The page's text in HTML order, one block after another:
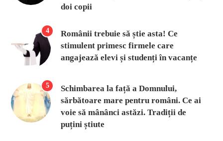
doi copii
4
Românii trebuie să știe asta! Ce
stimulent primesc firmele care
angajează elevi și studenți în vacanțe
5
Schimbarea la față a Domnului,
sărbătoare mare pentru români. Ce ai
voie să mânânci astăzi. Tradiții de
puțini știute